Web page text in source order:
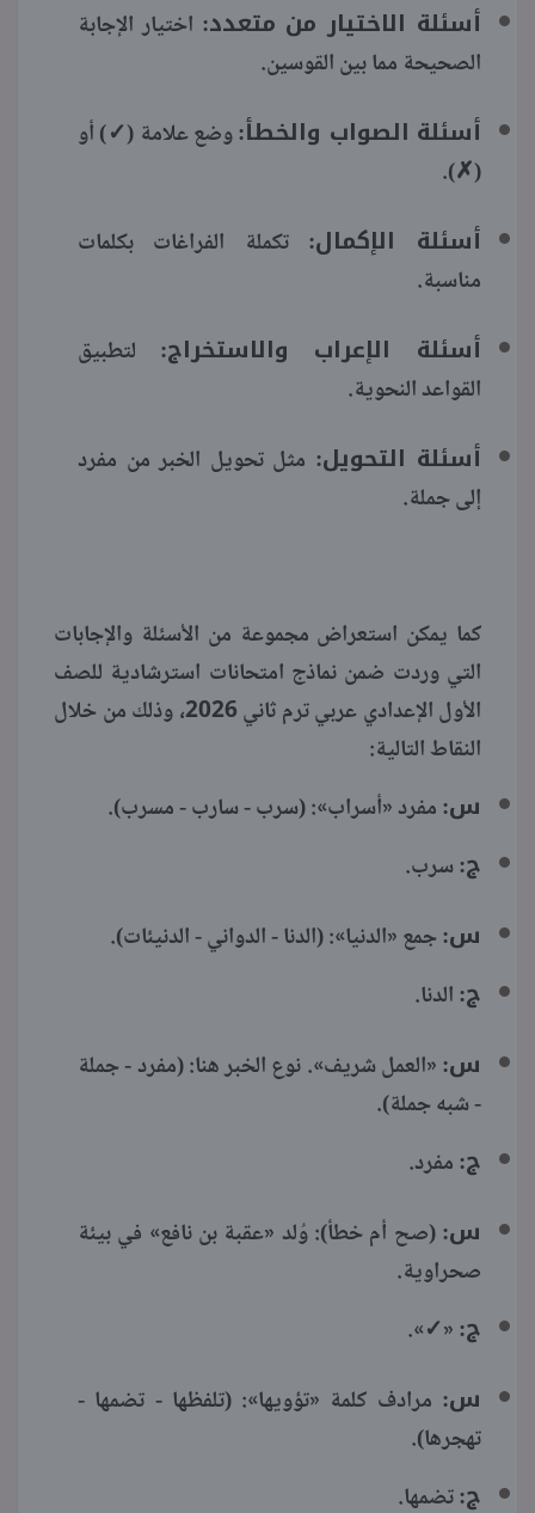
أسئلة الاختيار من متعدد: اختيار الإجابة
الصحيحة مما بين القوسين.
أسئلة الصواب والخطأ:وضع علامة (✓) أو
(✗).
أسئلة الإكمال: تكملة الفراغات بكلمات
مناسبة.
أسئلة الإعراب والاستخراج: لتطبيق
القواعد النحوية.
أسئلة التحويل: مثل تحويل الخبر من مفرد
إلى جملة.
كما يمكن استعراض مجموعة من الأسئلة والإجابات
التي وردت ضمن نماذج امتحانات استرشادية للصف
الأول الإعدادي عربي ترم ثاني 2026، وذلك من خلال
النقاط التالية:
س:مفرد «أسراب»: (سرب - سارب - مسرب).
ج:سرب.
س:جمع «الدنيا»: (الدنا - الدواني - الدنيئات).
ج:الدنا.
س:«العمل شريف». نوع الخبر هنا: (مفرد - جملة
- شبه جملة).
ج:مفرد.
س:(صح أم خطأ): وُلد «عقبة بن نافع» في بيئة
صحراوية.
ج:«✓».
س: مرادف كلمة «تؤويها»: (تلفظها - تضمها -
تهجرها).
ج:تضمها.